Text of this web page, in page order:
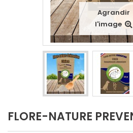
Agrandir
l'image
FLORE-NATURE